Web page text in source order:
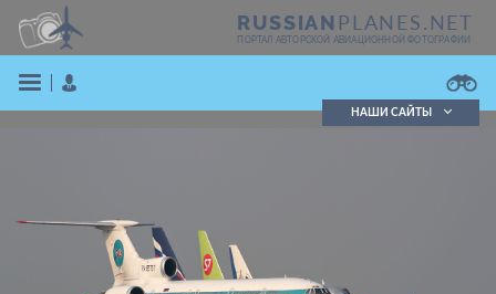
RUSSIAN PLANES.NET
ПОРТАЛ АВТОРСКОЙ АВИАЦИОННОЙ ФОТОГРАФИИ
НАШИ САЙТЫ